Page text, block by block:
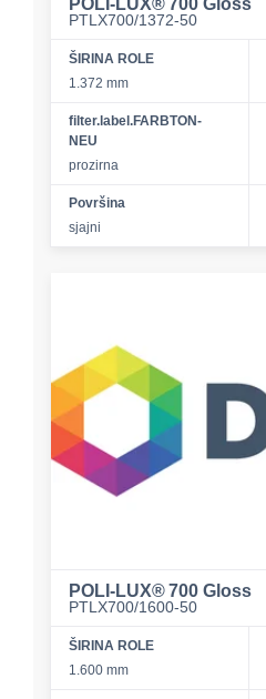
POLI‑LUX® 700 Gloss
PTLX700/1372-50
ŠIRINA ROLE
1.372 mm
filter.label.FARBTON-
NEU
prozirna
Površina
sjajni
POLI‑LUX® 700 Gloss
PTLX700/1600-50
ŠIRINA ROLE
1.600 mm